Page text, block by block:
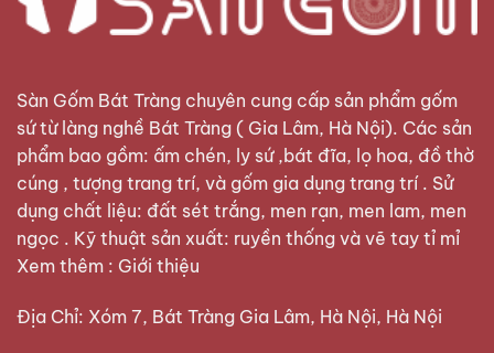
Sàn Gốm Bát Tràng chuyên cung cấp sản phẩm gốm
sứ từ làng nghề Bát Tràng ( Gia Lâm, Hà Nội). Các sản
phẩm bao gồm: ấm chén, ly sứ ,bát đĩa, lọ hoa, đồ thờ
cúng , tượng trang trí, và gốm gia dụng trang trí . Sử
dụng chất liệu: đất sét trắng, men rạn, men lam, men
ngọc . Kỹ thuật sản xuất: ruyền thống và vẽ tay tỉ mỉ
Xem thêm : Giới thiệu
Địa Chỉ: Xóm 7, Bát Tràng Gia Lâm, Hà Nội, Hà Nội